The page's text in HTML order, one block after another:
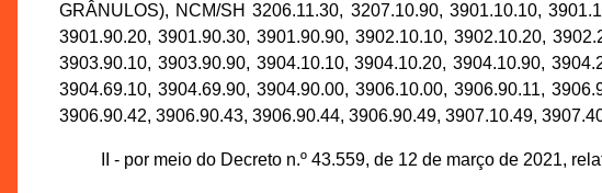
GRÂNULOS), NCM/SH 3206.11.30, 3207.10.90, 3901.10.10,
3901.90.20, 3901.90.30, 3901.90.90, 3902.10.10, 3902.10.20,
3903.90.10, 3903.90.90, 3904.10.10, 3904.10.20, 3904.10.90,
3904.69.10, 3904.69.90, 3904.90.00, 3906.10.00, 3906.90.11,
3906.90.42, 3906.90.43, 3906.90.44, 3906.90.49, 3907.10.49,
II - por meio do Decreto n.º 43.559, de 12 de março de 2021,